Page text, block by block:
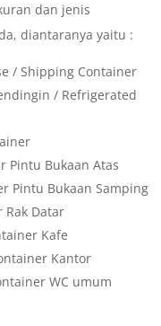
dan jenis
diantaranya yaitu :
/ Shipping Container
/ Refrigerated
Pintu Bukaan Atas
Pintu Bukaan Samping
Rak Datar
Kafe
Kantor
WC umum